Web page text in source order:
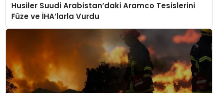
Husiler Suudi Arabistan’daki Aramco Tesislerini
Füze ve İHA’larla Vurdu